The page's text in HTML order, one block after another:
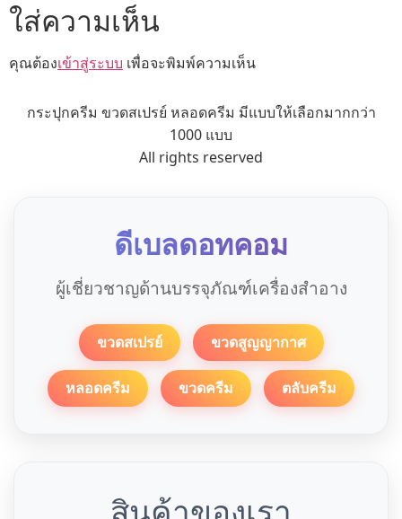
ใส่ความเห็น
คุณต้องเข้าสู่ระบบ เพื่อจะพิมพ์ความเห็น
กระปุกครีม ขวดสเปรย์ หลอดครีม มีแบบให้เลือกมากกว่า
1000 แบบ
All rights reserved
ดีเบลดอทคอม
ผู้เชี่ยวชาญด้านบรรจุภัณฑ์เครื่องสำอาง
ขวดสเปรย์ ขวดสูญญากาศ
หลอดครีม ขวดครีม ตลับครีม